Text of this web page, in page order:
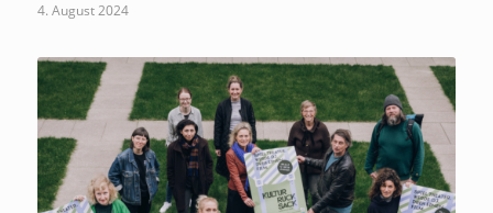
4. August 2024